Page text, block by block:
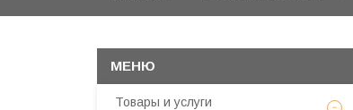
Товары и услуги